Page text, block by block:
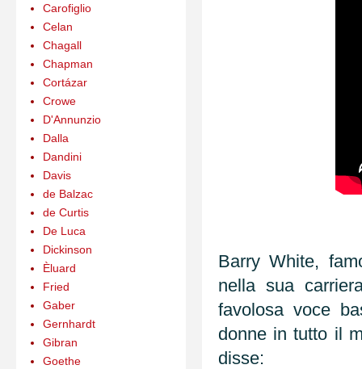
Barry White,
nella sua
favolosa voce
donne in tutto il
disse:
Carofiglio
Celan
Chagall
Chapman
Cortázar
Crowe
D'Annunzio
Dalla
Dandini
Davis
de Balzac
de Curtis
De Luca
Dickinson
Èluard
Fried
Gaber
Gernhardt
Gibran
Goethe